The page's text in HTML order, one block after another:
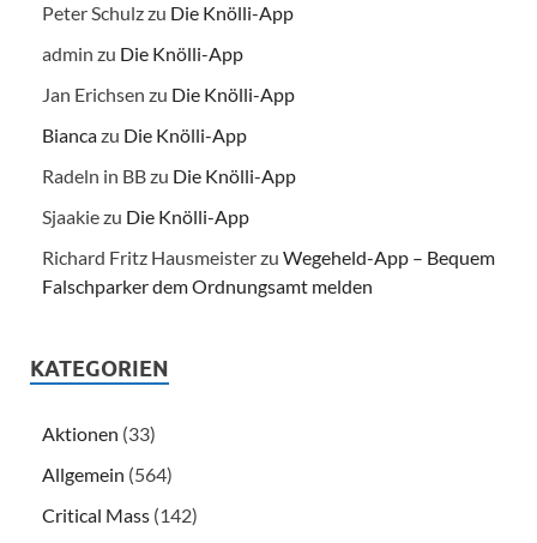
Peter Schulzzu Die Knölli-App
admin zu Die Knölli-App
Jan Erichsen zu Die Knölli-App
Biancazu Die Knölli-App
Radeln in BBzu Die Knölli-App
Sjaakiezu Die Knölli-App
Richard Fritz Hausmeisterzu Wegeheld-App – Bequem
Falschparker dem Ordnungsamt melden
KATEGORIEN
Aktionen (33)
Allgemein (564)
Critical Mass (142)